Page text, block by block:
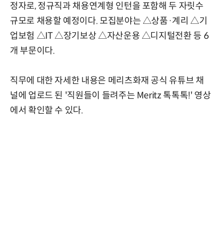
정자로, 정규직과 채용연계형 인턴을 포함해 두 자릿수
규모로 채용할 예정이다. 모집분야는 △상품·계리 △기
업보험 △IT △장기보상 △자산운용 △디지털전환 등 6
개 부문이다.
직무에 대한 자세한 내용은 메리츠화재 공식 유튜브 채
널에 업로드 된 '직원들이 들려주는 Meritz 톡톡톡!' 영상
에서 확인할 수 있다.